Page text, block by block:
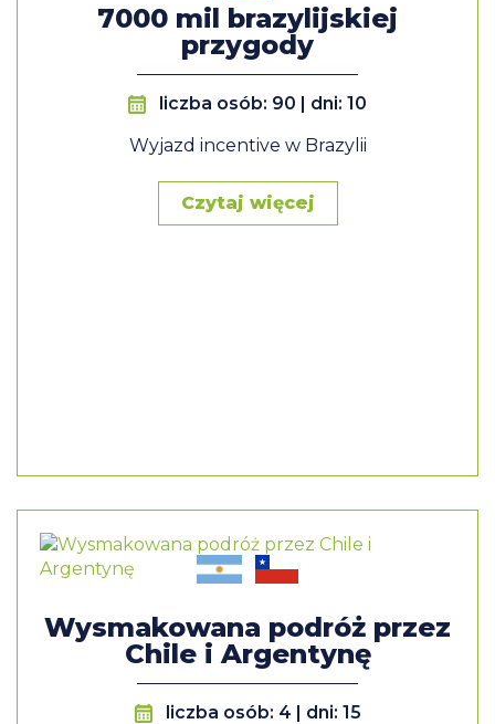
7000 mil brazylijskiej
przygody
liczba osób: 90 | dni: 10
Wyjazd incentive w Brazylii
Czytaj więcej
Wysmakowana podróż przez
Chile i Argentynę
liczba osób: 4 | dni: 15